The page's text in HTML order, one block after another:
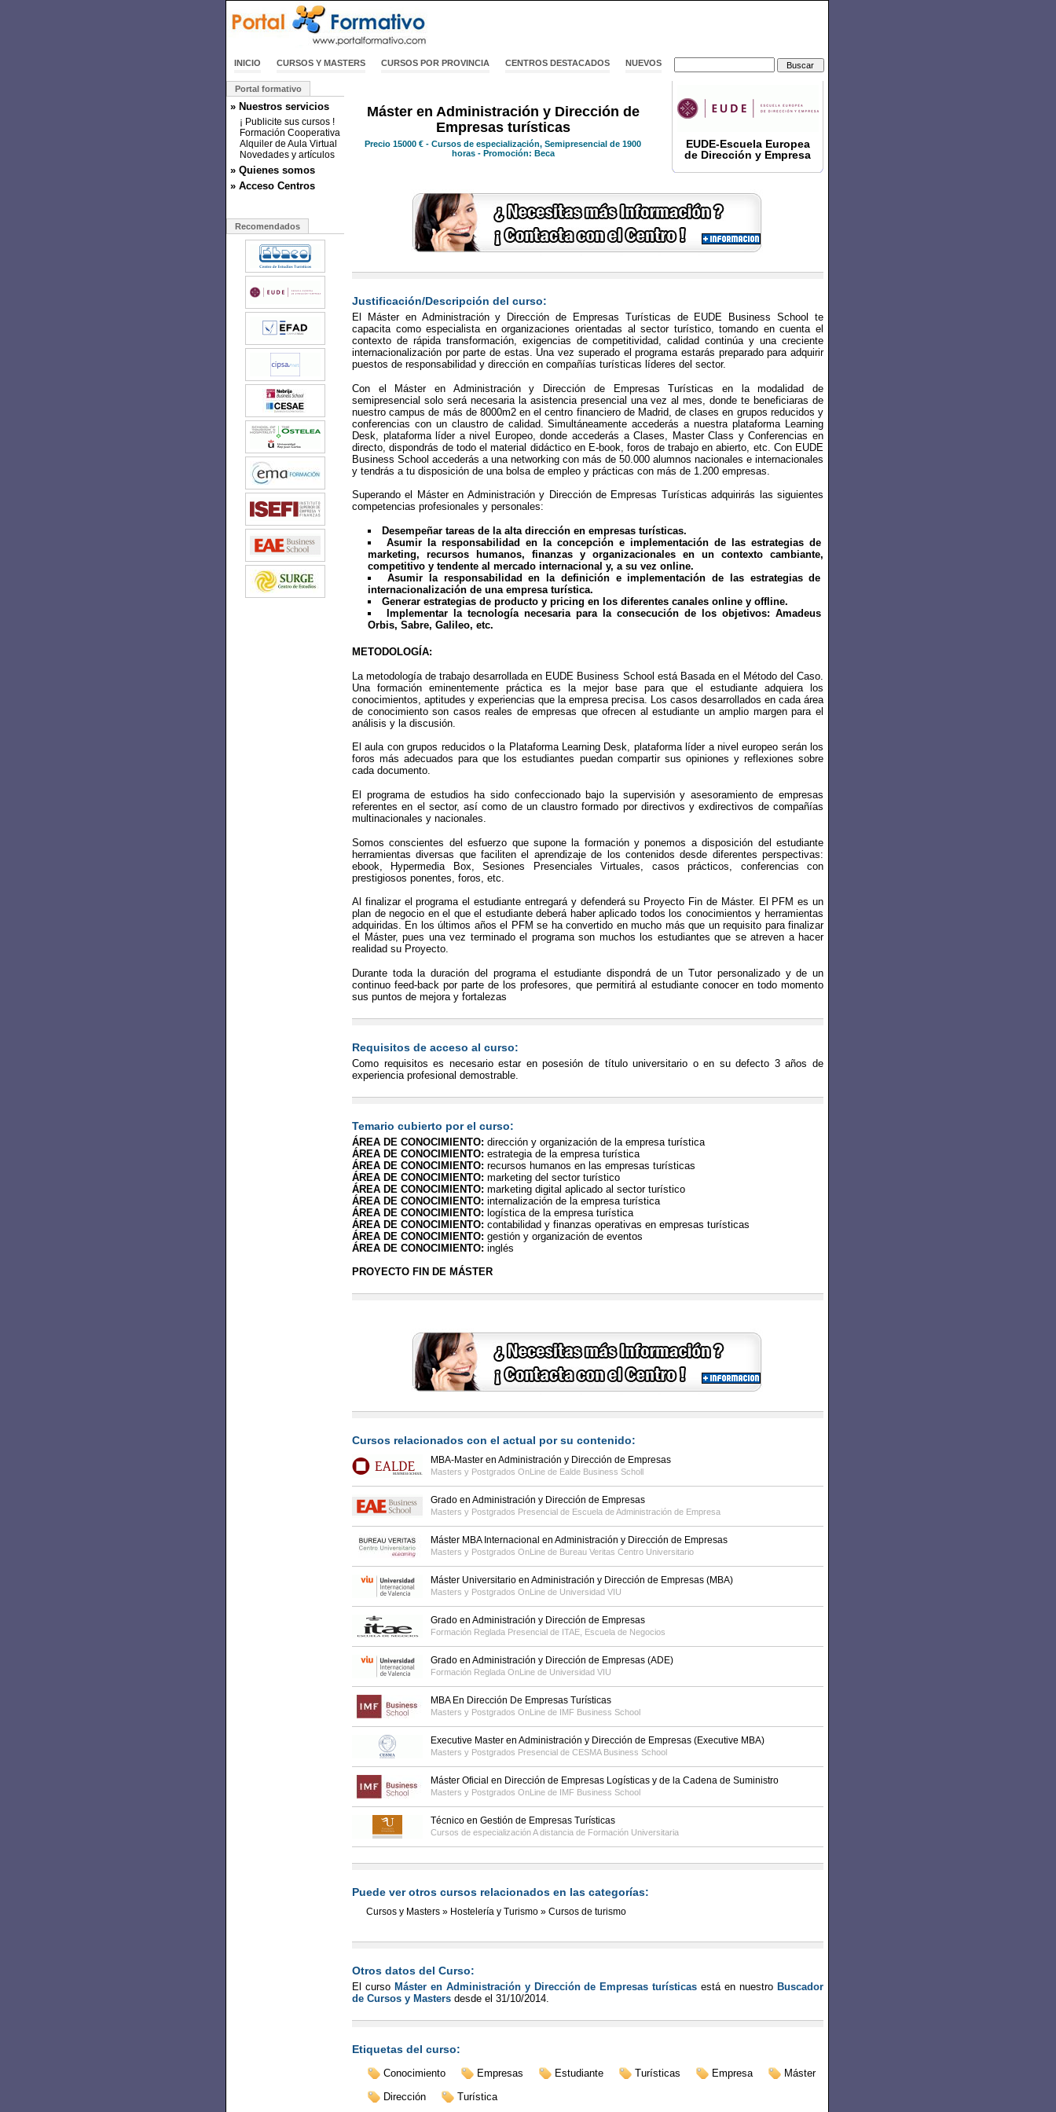
INICIO CURSOS Y MASTERS CURSOS POR PROVINCIA CENTROS DESTACADOS NUEVOS
Portal formativo
» Nuestros servicios
¡ Publicite sus cursos !
Formación Cooperativa
Alquiler de Aula Virtual
Novedades y artículos
» Quienes somos
» Acceso Centros
Recomendados
Máster en Administración y Dirección de
Empresas turísticas
Precio 15000 € - Cursos de especialización, Semipresencial de 1900
horas - Promoción: Beca
EUDE-Escuela Europea
de Dirección y Empresa
Justificación/Descripción del curso:
El Máster en Administración y Dirección de Empresas Turísticas de EUDE Business School te
capacita como especialista en organizaciones orientadas al sector turístico, tomando en cuenta el
contexto de rápida transformación, exigencias de competitividad, calidad continúa y una creciente
internacionalización por parte de estas. Una vez superado el programa estarás preparado para adquirir
puestos de responsabilidad y dirección en compañías turísticas líderes del sector.
Con el Máster en Administración y Dirección de Empresas Turísticas en la modalidad de
semipresencial solo será necesaria la asistencia presencial una vez al mes, donde te beneficiaras de
nuestro campus de más de 8000m2 en el centro financiero de Madrid, de clases en grupos reducidos y
conferencias con un claustro de calidad. Simultáneamente accederás a nuestra plataforma Learning
Desk, plataforma líder a nivel Europeo, donde accederás a Clases, Master Class y Conferencias en
directo, dispondrás de todo el material didáctico en E-book, foros de trabajo en abierto, etc. Con EUDE
Business School accederás a una networking con más de 50.000 alumnos nacionales e internacionales
y tendrás a tu disposición de una bolsa de empleo y prácticas con más de 1.200 empresas.
Superando el Máster en Administración y Dirección de Empresas Turísticas adquirirás las siguientes
competencias profesionales y personales:
Desempeñar tareas de la alta dirección en empresas turísticas.
Asumir la responsabilidad en la concepción e implementación de las estrategias de
marketing, recursos humanos, finanzas y organizacionales en un contexto cambiante,
competitivo y tendente al mercado internacional y, a su vez online.
Asumir la responsabilidad en la definición e implementación de las estrategias de
internacionalización de una empresa turística.
Generar estrategias de producto y pricing en los diferentes canales online y offline.
Implementar la tecnología necesaria para la consecución de los objetivos: Amadeus
Orbis, Sabre, Galileo, etc.
METODOLOGÍA:
La metodología de trabajo desarrollada en EUDE Business School está Basada en el Método del Caso.
Una formación eminentemente práctica es la mejor base para que el estudiante adquiera los
conocimientos, aptitudes y experiencias que la empresa precisa. Los casos desarrollados en cada área
de conocimiento son casos reales de empresas que ofrecen al estudiante un amplio margen para el
análisis y la discusión.
El aula con grupos reducidos o la Plataforma Learning Desk, plataforma líder a nivel europeo serán los
foros más adecuados para que los estudiantes puedan compartir sus opiniones y reflexiones sobre
cada documento.
El programa de estudios ha sido confeccionado bajo la supervisión y asesoramiento de empresas
referentes en el sector, así como de un claustro formado por directivos y exdirectivos de compañías
multinacionales y nacionales.
Somos conscientes del esfuerzo que supone la formación y ponemos a disposición del estudiante
herramientas diversas que faciliten el aprendizaje de los contenidos desde diferentes perspectivas:
ebook, Hypermedia Box, Sesiones Presenciales Virtuales, casos prácticos, conferencias con
prestigiosos ponentes, foros, etc.
Al finalizar el programa el estudiante entregará y defenderá su Proyecto Fin de Máster. El PFM es un
plan de negocio en el que el estudiante deberá haber aplicado todos los conocimientos y herramientas
adquiridas. En los últimos años el PFM se ha convertido en mucho más que un requisito para finalizar
el Máster, pues una vez terminado el programa son muchos los estudiantes que se atreven a hacer
realidad su Proyecto.
Durante toda la duración del programa el estudiante dispondrá de un Tutor personalizado y de un
continuo feed-back por parte de los profesores, que permitirá al estudiante conocer en todo momento
sus puntos de mejora y fortalezas
Requisitos de acceso al curso:
Como requisitos es necesario estar en posesión de título universitario o en su defecto 3 años de
experiencia profesional demostrable.
Temario cubierto por el curso:
ÁREA DE CONOCIMIENTO: dirección y organización de la empresa turística
ÁREA DE CONOCIMIENTO: estrategia de la empresa turística
ÁREA DE CONOCIMIENTO: recursos humanos en las empresas turísticas
ÁREA DE CONOCIMIENTO: marketing del sector turístico
ÁREA DE CONOCIMIENTO: marketing digital aplicado al sector turístico
ÁREA DE CONOCIMIENTO: internalización de la empresa turística
ÁREA DE CONOCIMIENTO: logística de la empresa turística
ÁREA DE CONOCIMIENTO: contabilidad y finanzas operativas en empresas turísticas
ÁREA DE CONOCIMIENTO: gestión y organización de eventos
ÁREA DE CONOCIMIENTO: inglés
PROYECTO FIN DE MÁSTER
Cursos relacionados con el actual por su contenido:
MBA-Master en Administración y Dirección de Empresas
Masters y Postgrados OnLine de Ealde Business Scholl
Grado en Administración y Dirección de Empresas
Masters y Postgrados Presencial de Escuela de Administración de Empresa
Máster MBA Internacional en Administración y Dirección de Empresas
Masters y Postgrados OnLine de Bureau Veritas Centro Universitario
Máster Universitario en Administración y Dirección de Empresas (MBA)
Masters y Postgrados OnLine de Universidad VIU
Grado en Administración y Dirección de Empresas
Formación Reglada Presencial de ITAE, Escuela de Negocios
Grado en Administración y Dirección de Empresas (ADE)
Formación Reglada OnLine de Universidad VIU
MBA En Dirección De Empresas Turísticas
Masters y Postgrados OnLine de IMF Business School
Executive Master en Administración y Dirección de Empresas (Executive MBA)
Masters y Postgrados Presencial de CESMA Business School
Máster Oficial en Dirección de Empresas Logísticas y de la Cadena de Suministro
Masters y Postgrados OnLine de IMF Business School
Técnico en Gestión de Empresas Turísticas
Cursos de especialización A distancia de Formación Universitaria
Puede ver otros cursos relacionados en las categorías:
Cursos y Masters » Hostelería y Turismo » Cursos de turismo
Otros datos del Curso:
El curso Máster en Administración y Dirección de Empresas turísticas está en nuestro Buscador
de Cursos y Masters desde el 31/10/2014.
Etiquetas del curso:
Conocimiento Empresas Estudiante Turísticas Empresa
Máster
Dirección
Turística